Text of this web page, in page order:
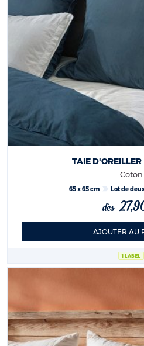
1 LABEL
TAIE D'OREILLER
Coton
65 x 65 cm Lot de
dès
AJOUTER AU